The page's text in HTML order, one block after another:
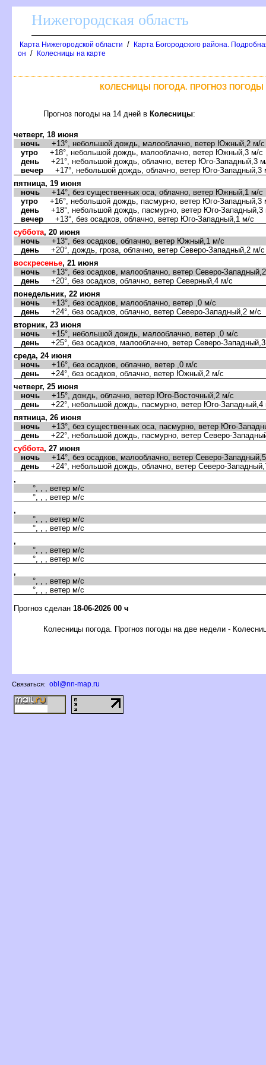
Нижегородская область
Карта Нижегородской области /
Карта Богородского района.
он / Колесницы на карте
КОЛЕСНИЦЫ ПОГОДА. ПРОГНОЗ
Прогноз погоды на 14 дней Колесницы:
четверг, 18 июня
ночь +13°, небольшой дождь, малооблачно, ветер Южный,2 м/с
утро +18°, небольшой дождь, малооблачно, ветер Южный,3 м/с
день +21°, небольшой дождь, облачно, ветер Юго-Западный,3
ечер +17°, небольшой дождь, облачно, ветер Юго-Западный,3
пятница, 19 июня
ночь +14°, без существенных оса, облачно, ветер Южный,1 м/с
утро +16°, небольшой дождь, пасмурно, ветер Юго-Западный,3
день +18°, небольшой дождь, пасмурно, ветер Юго-Западный,3
ечер +13°, без осадков, облачно, ветер Юго-Западный,1 м/с
суббота, 20 июня
ночь +13°, без осадков, облачно, ветер Южный,1 м/с
день +20°, дождь, гроза, облачно, ветер Северо-Западный,2 м/с
оскресенье, 21 июня
ночь +13°, без осадков, малооблачно, ветер Северо-
день +20°, без осадков, облачно, ветер Северный,4 м/с
понедельник, 22 июня
ночь +13°, без осадков, малооблачно, ветер ,0 м/с
день +24°, без осадков, облачно, ветер Северо-Западный,2 м/с
торник, 23 июня
ночь +15°, небольшой дождь, малооблачно, ветер ,0 м/с
день +25°, без осадков, малооблачно, ветер Северо-
среда, 24 июня
ночь +16°, без осадков, облачно, ветер ,0 м/с
день +24°, без осадков, облачно, ветер Южный,2 м/с
четверг, 25 июня
ночь +15°, дождь, облачно, ветер Юго-Восточный,2 м/с
день +22°, небольшой дождь, пасмурно, ветер Юго-Западный,4
пятница, 26 июня
ночь +13°, без существенных оса, пасмурно, ветер Юго-
день +22°, небольшой дождь, пасмурно, ветер Северо-
суббота, 27 июня
ночь +14°, без осадков, малооблачно, ветер Северо-
день +24°, небольшой дождь, облачно, ветер Северо-
,
°, , , ветер м/с
°, , , ветер м/с
,
°, , , ветер м/с
°, , , ветер м/с
,
°, , , ветер м/с
°, , , ветер м/с
,
°, , , ветер м/с
°, , , ветер м/с
Прогноз сделан 18-06-2026 00 ч
Колесницы погода. Прогноз погоды на две недели -
Связаться: obl@nn-map.ru